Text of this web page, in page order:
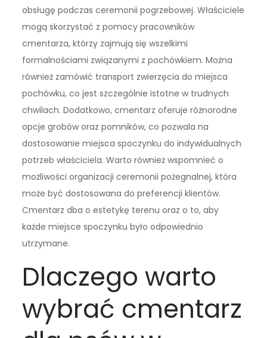
obsługę podczas ceremonii pogrzebowej. Właściciele
mogą skorzystać z pomocy pracowników
cmentarza, którzy zajmują się wszelkimi
formalnościami związanymi z pochówkiem. Można
również zamówić transport zwierzęcia do miejsca
pochówku, co jest szczególnie istotne w trudnych
chwilach. Dodatkowo, cmentarz oferuje różnorodne
opcje grobów oraz pomników, co pozwala na
dostosowanie miejsca spoczynku do indywidualnych
potrzeb właściciela. Warto również wspomnieć o
możliwości organizacji ceremonii pożegnalnej, która
może być dostosowana do preferencji klientów.
Cmentarz dba o estetykę terenu oraz o to, aby
każde miejsce spoczynku było odpowiednio
utrzymane.
Dlaczego warto
wybrać cmentarz